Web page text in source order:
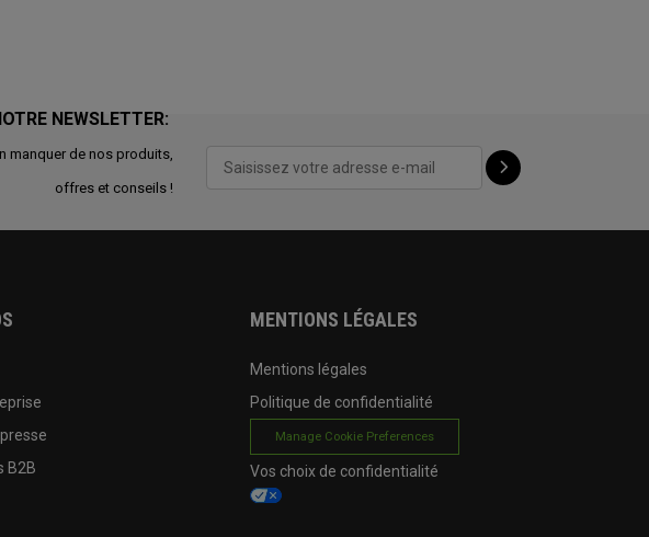
NEWSLETTER:
manquer de nos produits,
offres et conseils !
B2B
MENTIONS LÉGALES
Mentions légales
Politique de confidentialité
Manage Cookie Preferences
Vos choix de confidentialité